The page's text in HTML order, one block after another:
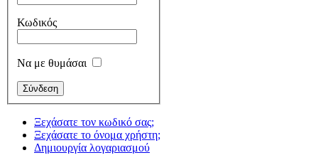
Κωδικός
Να με θυμάσαι
Ξεχάσατε τον κωδικό σας;
Ξεχάσατε το όνομα χρήστη;
Δημιουργία λογαριασμού